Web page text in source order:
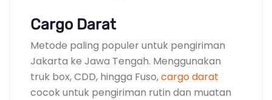
Cargo Darat
Metode paling populer untuk pengiriman
Jakarta ke Jawa Tengah. Menggunakan
truk box, CDD, hingga Fuso,cargo darat
cocok untuk pengiriman rutin dan muatan